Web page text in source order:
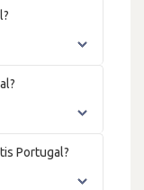
Portugal?